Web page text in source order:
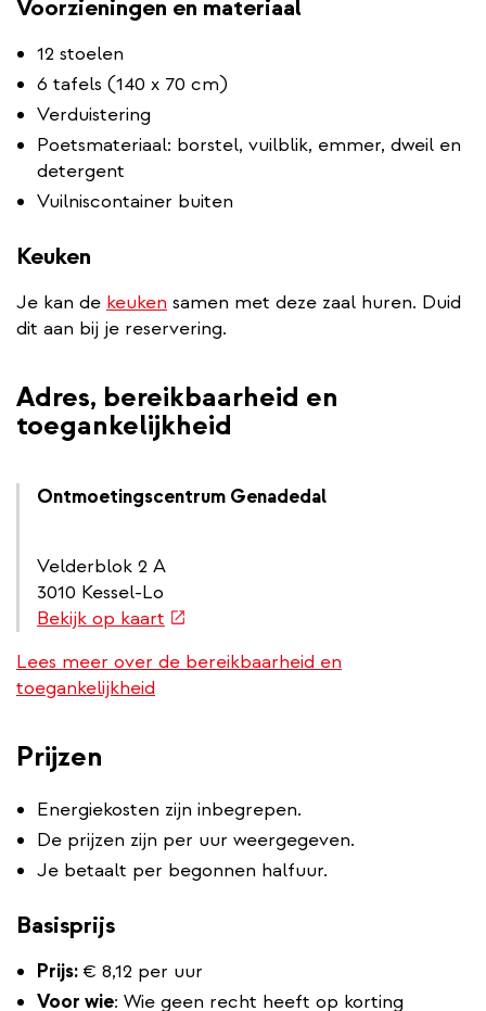
Voorzieningen en materiaal
12 stoelen
6 tafels (140 x 70 cm)
Verduistering
Poetsmateriaal: borstel, vuilblik, emmer, dweil en
detergent
Vuilniscontainer buiten
Keuken
Je kan de keuken samen met deze zaal huren. Duid
dit aan bij je reservering.
Adres, bereikbaarheid en
toegankelijkheid
Ontmoetingscentrum Genadedal
Velderblok 2 A
3010 Kessel-Lo
Bekijk op kaart (externe
Lees meer over de bereikbaarheid en
toegankelijkheid
Prijzen
Energiekosten zijn inbegrepen.
De prijzen zijn per uur weergegeven.
Je betaalt per begonnen halfuur.
Basisprijs
Prijs:€ 8,12 per uur
Voor wie: Wie geen recht heeft op korting